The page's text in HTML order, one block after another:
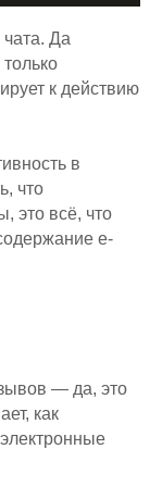
Да
к действию
в
что
это всё, что
e-
— да, это
как